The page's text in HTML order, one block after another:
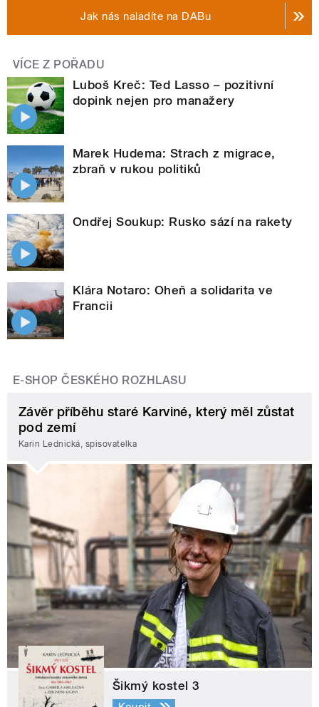
Jak nás naladíte na DABu
VÍCE Z POŘADU
Luboš Kreč: Ted Lasso – pozitivní
dopink nejen pro manažery
Marek Hudema: Strach z migrace,
zbraň v rukou politiků
Ondřej Soukup: Rusko sází na rakety
Klára Notaro: Oheň a solidarita ve
Francii
E-SHOP ČESKÉHO ROZHLASU
Závěr příběhu staré Karviné, který měl zůstat
pod zemí
Karin Lednická, spisovatelka
Šikmý kostel 3